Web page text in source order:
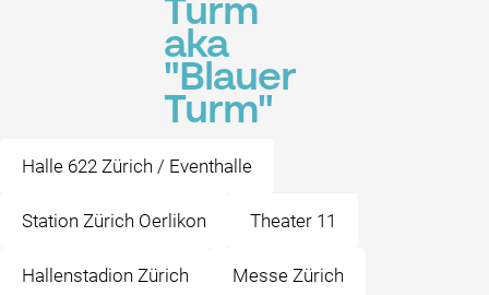
Turm
aka
"Blauer
Turm"
Halle 622 Zürich / Eventhalle
Station Zürich Oerlikon Theater 11
Hallenstadion Zürich Messe Zürich